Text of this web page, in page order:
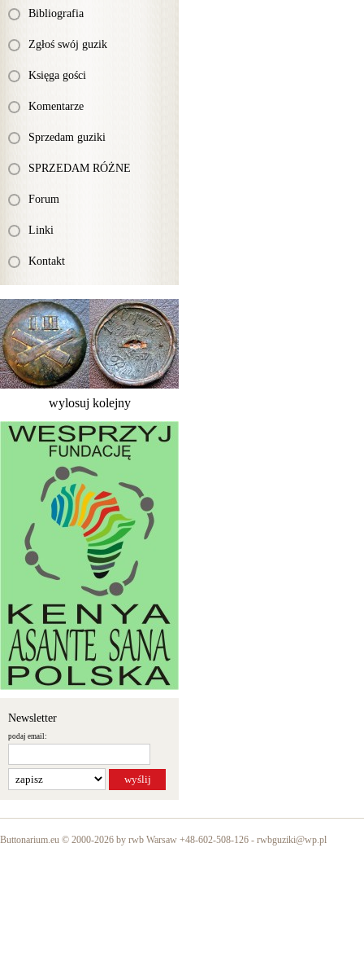
Bibliografia
Zgłoś swój guzik
Księga gości
Komentarze
Sprzedam guziki
SPRZEDAM RÓŻNE
Forum
Linki
Kontakt
wylosuj kolejny
Newsletter
podaj email:
Buttonarium.eu © 2000-2026 by rwb Warsaw +48-602-508-126 - rwbguziki@wp.pl